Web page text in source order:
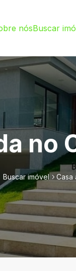
nósBuscar
no
Buscar imóvel Casa